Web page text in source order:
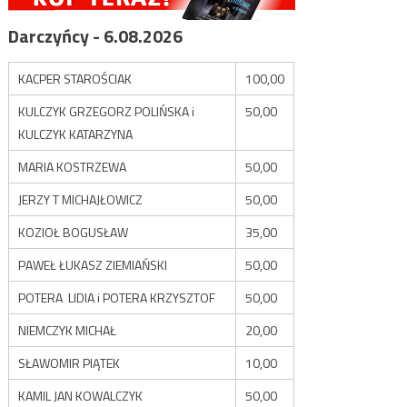
Darczyńcy - 6.08.2026
KACPER STAROŚCIAK
100,00
KULCZYK GRZEGORZ POLIŃSKA i
KULCZYK KATARZYNA
50,00
MARIA KOSTRZEWA
50,00
JERZY T MICHAJŁOWICZ
50,00
KOZIOŁ BOGUSŁAW
35,00
PAWEŁ ŁUKASZ ZIEMIAŃSKI
50,00
POTERA LIDIA i POTERA KRZYSZTOF
50,00
NIEMCZYK MICHAŁ
20,00
SŁAWOMIR PIĄTEK
10,00
KAMIL JAN KOWALCZYK
50,00